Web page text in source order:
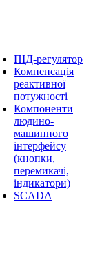
ПІД-регулятор
Компенсація
реактивної
потужності
Компоненти
людино-
машинного
інтерфейсу
(кнопки,
перемикачі,
індикатори)
SCADA